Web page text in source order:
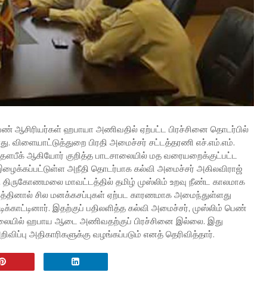
ஆசிரியர்கள் ஹபாயா அணிவதில் ஏற்பட்ட பிரச்சினை தொடர்பில்
விளையாட்டுத்துறை பிரதி அமைச்சர் சட்டத்தரணி எச்.எம்.எம்.
ஆகியோர் குறித்த பாடசாலையில் மத வரையறைக்குட்பட்ட
அநீதி தொடர்பாக கல்வி அமைச்சர் அகிலவிராஜ்
திருகோணமலை மாவட்டத்தில் தமிழ் முஸ்லிம் உறவு நீண்ட காலமாக
சில மனக்கசப்புகள் ஏற்பட காரணமாக அமைந்துள்ளது
இதற்குப் பதிலளித்த கல்வி அமைச்சர், முஸ்லிம் பெண்
ஹபாய ஆடை அணிவதற்குப் பிரச்சினை இல்லை. இது
அதிகாரிகளுக்கு வழங்கப்படும் எனத் தெரிவித்தார்.